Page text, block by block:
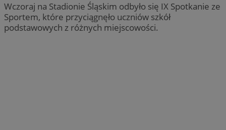
Wczoraj na Stadionie Śląskim odbyło się IX Spotkanie ze
Sportem, które przyciągnęło uczniów szkół
podstawowych z różnych miejscowości.